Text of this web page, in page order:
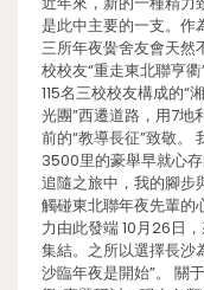
是此中主要的一支。作
三所年夜黌舍友會天然
校校友“重走東北聯亨
115名三校校友構成的“
光團”西遷道路，用7地
前的“教導長征”致敬。
3500里的豪舉早就心
追隨之旅中，我的腳步
觸碰東北聯年夜先輩
力由此發端 10月26日
集結。之所以選擇長沙
沙臨年夜是開始”。 關